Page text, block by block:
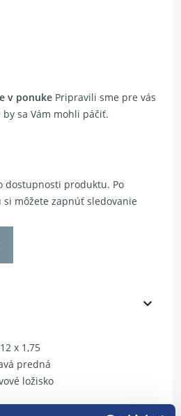
v ponuke Pripravili sme pre vás
sa Vám mohli páčiť.
dostupnosti produktu. Po
môžete zapnúť sledovanie
x 1,75
predná
ložisko